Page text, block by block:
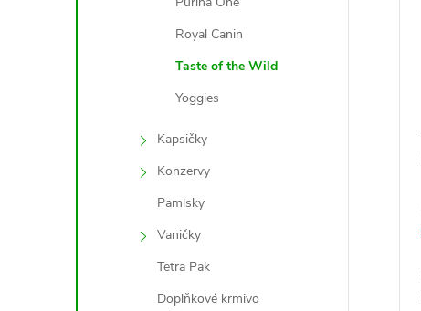
Royal Canin
Taste of the Wild
Yoggies
Kapsičky
Konzervy
Pamlsky
Vaničky
Tetra Pak
Doplňkové krmivo